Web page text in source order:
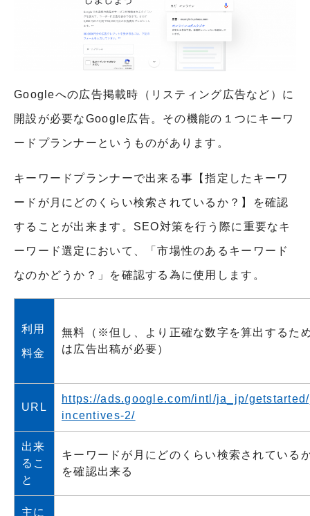
Googleへの広告掲載時（リスティング広告など）に
開設が必要なGoogle広告。その機能の１つにキーワ
ードプランナーというものがあります。
キーワードプランナーで出来る事【指定したキーワ
ードが月にどのくらい検索されているか？】を確認
することが出来ます。SEO対策を行う際に重要なキ
ーワード選定において、「市場性のあるキーワード
なのかどうか？」を確認する為に使用します。
利用
料金
無料（※但し、より正確な数字を算出するた
は広告出稿が必要）
URL
https://ads.google.com/intl/ja_jp/
incentives-2/
出来
るこ
と
キーワードが月にどのくらい検索されている
を確認出来る
主に